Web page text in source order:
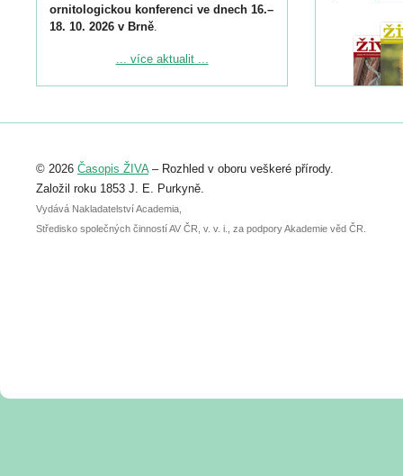
ornitologickou konferenci ve dnech 16.–
18. 10. 2026 v Brně.
Podrobnější informace ke konferenci
Registrovat se můžete do 6. září.
abstraktu přihlášené přednášky nebo
posteru je už 30. června.
... více aktualit ...
© 2026 Časopis ŽIVA– Rozhled v oboru veškeré přírody.
Založil roku 1853 J. E. Purkyně.
Vydává Nakladatelství Academia,
Středisko společných činností AV ČR, v. v. i., za podpory Akademie věd ČR.